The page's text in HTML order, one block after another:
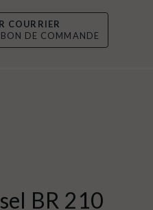
COURRIER
DE COMMANDE
BR 210